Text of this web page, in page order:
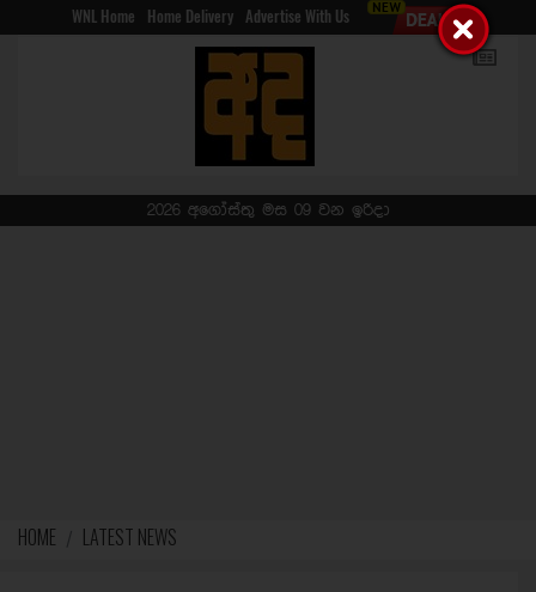
WNL Home Home Delivery Advertise With Us
2026 අගෝස්තු මස 09 වන ඉරිදා
HOME LATEST NEWS